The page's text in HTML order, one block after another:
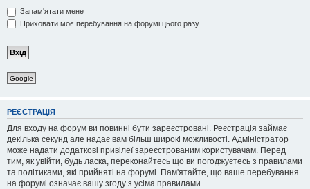
Запам'ятати мене
Приховати моє перебування на форумі цього разу
Google
РЕЄСТРАЦІЯ
Для входу на форум ви повинні бути зареєстровані. Реєстрація займає
декілька секунд але надає вам більш широкі можливості. Адміністратор
може надати додаткові привілеї зареєстрованим користувачам. Перед
тим, як увійти, будь ласка, переконайтесь що ви погоджуєтесь з правилами
та політиками, які прийняті на форумі. Пам'ятайте, що ваше перебування
на форумі означає вашу згоду з усіма правилами.